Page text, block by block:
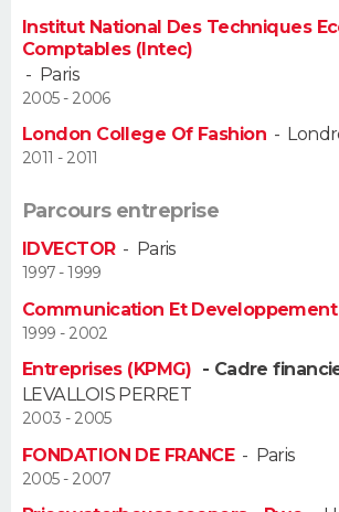
Institut National Des Techniques
Comptables (Intec)
- Paris
2005 - 2006
London College Of Fashion -
2011 - 2011
Parcours entreprise
IDVECTOR- Paris
1997 - 1999
Communication Et Developpement
1999 - 2002
Entreprises (KPMG) - Cadre
LEVALLOIS PERRET
2003 - 2005
FONDATION DE FRANCE- Paris
2005 - 2007